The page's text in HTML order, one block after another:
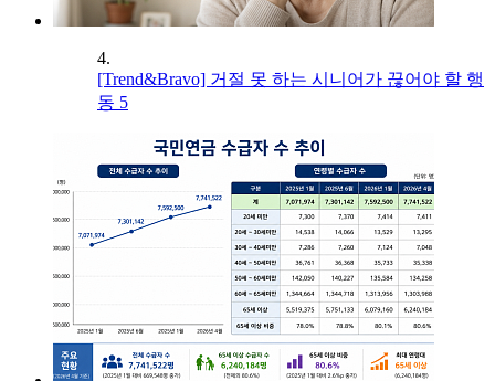
4.
[Trend&Bravo] 거절 못 하는 시니어가 끊어야 할 행
동 5